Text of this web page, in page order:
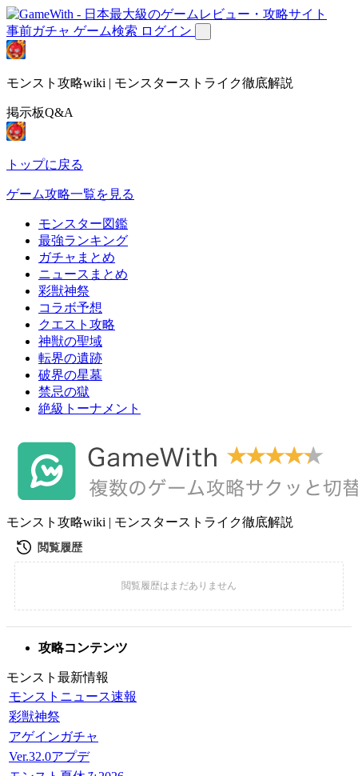
事前ガチャ ゲーム検索 ログイン
モンスト攻略wiki | モンスターストライク徹底解説
掲示板Q&A
トップに戻る
ゲーム攻略一覧を見る
モンスター図鑑
最強ランキング
ガチャまとめ
ニュースまとめ
彩獣神祭
コラボ予想
クエスト攻略
神獣の聖域
転界の遺跡
破界の星墓
禁忌の獄
絶級トーナメント
モンスト攻略wiki | モンスターストライク徹底解説
攻略コンテンツ
モンスト最新情報
モンストニュース速報
彩獣神祭
アゲインガチャ
Ver.32.0アプデ